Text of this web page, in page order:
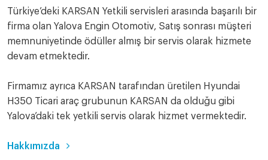
Türkiye’deki KARSAN Yetkili servisleri arasında başarılı bir
firma olan Yalova Engin Otomotiv, Satış sonrası müşteri
memnuniyetinde ödüller almış bir servis olarak hizmete
devam etmektedir.
Firmamız ayrıca KARSAN tarafından üretilen Hyundai
H350 Ticari araç grubunun KARSAN da olduğu gibi
Yalova’daki tek yetkili servis olarak hizmet vermektedir.
Hakkımızda